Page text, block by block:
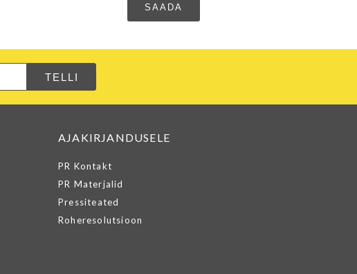
AJAKIRJANDUSELE
PR Kontakt
PR Materjalid
Pressiteated
Roheresolutsioon